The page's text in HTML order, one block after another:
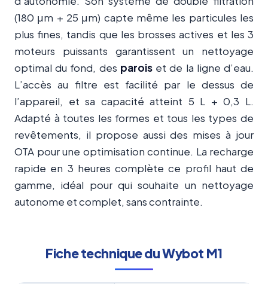
(180 μm + 25 μm) capte même les particules les
plus fines, tandis que les brosses actives et les 3
moteurs puissants garantissent un nettoyage
optimal du fond, des paroiset de la ligne d’eau.
L’accès au filtre est facilité par le dessus de
l’appareil, et sa capacité atteint 5 L + 0,3 L.
Adapté à toutes les formes et tous les types de
revêtements, il propose aussi des mises à jour
OTA pour une optimisation continue. La recharge
rapide en 3 heures complète ce profil haut de
gamme, idéal pour qui souhaite un nettoyage
autonome et complet, sans contrainte.
Fiche technique du Wybot M1